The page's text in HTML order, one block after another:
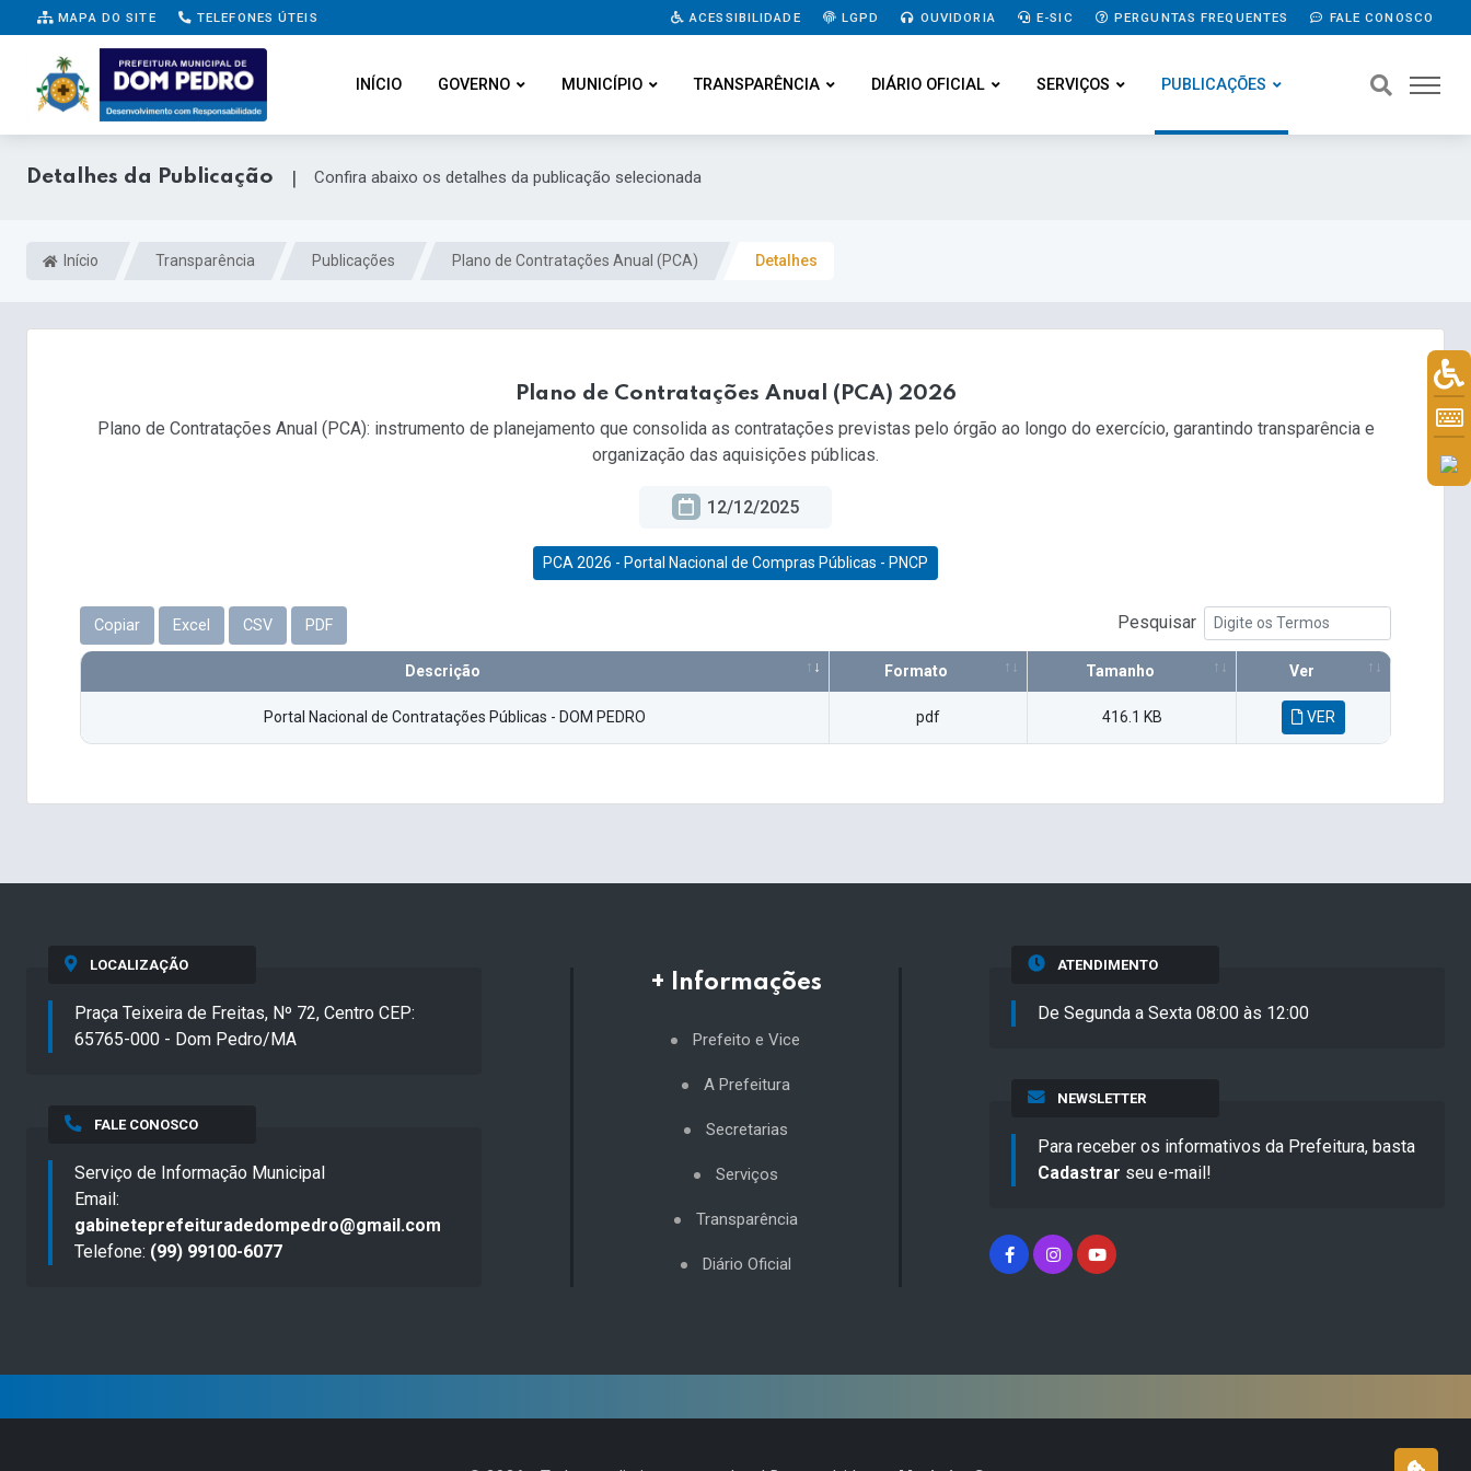
MAPA DO SITE TELEFONES ÚTEIS ACESSIBILIDADE LGPD OUVIDORIA E-SIC PERGUNTAS FREQUENTES FALE CONOSCO
INÍCIO GOVERNO MUNICÍPIO TRANSPARÊNCIA DIÁRIO OFICIAL SERVIÇOS PUBLICAÇÕES
Detalhes da Publicação | Confira abaixo os detalhes da publicação selecionada
Início Transparência Publicações Plano de Contratações Anual (PCA) Detalhes
Plano de Contratações Anual (PCA) 2026
Plano de Contratações Anual (PCA): instrumento de planejamento que consolida as contratações previstas pelo órgão ao longo do exercício, garantindo transparência e
organização das aquisições públicas.
12/12/2025
PCA 2026 - Portal Nacional de Compras Públicas - PNCP
Copiar Excel CSV PDF Pesquisar
Descrição Formato Tamanho Ver
Portal Nacional de Contratações Públicas - DOM PEDRO pdf 416.1 KB VER
LOCALIZAÇÃO
Praça Teixeira de Freitas, Nº 72, Centro CEP:
65765-000 - Dom Pedro/MA
FALE CONOSCO
Serviço de Informação Municipal
Email:
gabineteprefeituradedompedro@gmail.com
Telefone: (99) 99100-6077
+ Informações
Prefeito e Vice
A Prefeitura
Secretarias
Serviços
Transparência
Diário Oficial
ATENDIMENTO
De Segunda a Sexta 08:00 às 12:00
NEWSLETTER
Para receber os informativos da Prefeitura, basta
Cadastrar seu e-mail!